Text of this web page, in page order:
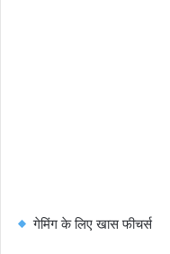
गेमिंग के लिए खास फीचर्स